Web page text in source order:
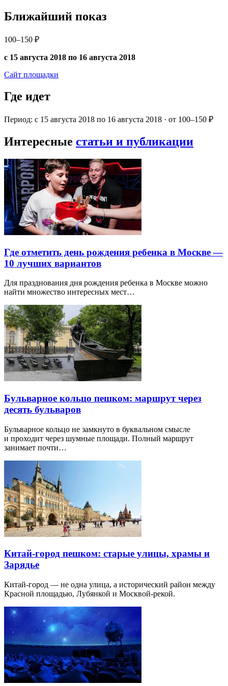
Ближайший показ
100–150 ₽
с 15 августа 2018 по 16 августа 2018
Сайт площадки
Где идет
Период: с 15 августа 2018 по 16 августа 2018 · от 100–150 ₽
Интересные статьи и публикации
Где отметить день рождения ребенка в Москве —
10 лучших вариантов
Для празднования дня рождения ребенка в Москве можно
найти множество интересных мест…
Бульварное кольцо пешком: маршрут через
десять бульваров
Бульварное кольцо не замкнуто в буквальном смысле
и проходит через шумные площади. Полный маршрут
занимает почти…
Китай-город пешком: старые улицы, храмы и
Зарядье
Китай-город — не одна улица, а исторический район между
Красной площадью, Лубянкой и Москвой-рекой.